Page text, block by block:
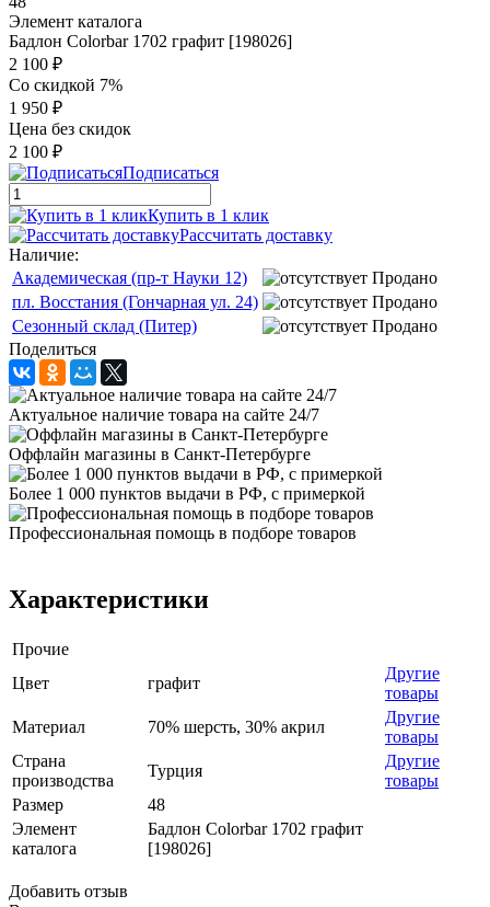
Элемент каталога
Бадлон Colorbar 1702 графит [198026]
2 100 ₽
Со скидкой 7%
1 950 ₽
Цена без скидок
2 100 ₽
Подписаться
Купить в 1 клик
Рассчитать доставку
Наличие:
Академическая (пр-т Науки 12)
Продано
пл. Восстания (Гончарная ул. 24)
Продано
Сезонный склад (Питер)
Продано
Поделиться
Актуальное наличие товара на сайте 24/7
Оффлайн магазины в Санкт-Петербурге
Более 1 000 пунктов выдачи в РФ, с примеркой
Профессиональная помощь в подборе товаров
Характеристики
Прочие
Цвет
графит
Другие
товары
Материал
70% шерсть, 30% акрил
Другие
товары
Страна
производства
Турция
Другие
товары
Размер
48
Элемент
каталога
Бадлон Colorbar 1702 графит
[198026]
Добавить отзыв